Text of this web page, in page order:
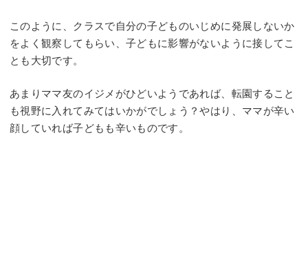
このように、クラスで自分の子どものいじめに発展しないか
をよく観察してもらい、子どもに影響がないように接してこ
とも大切です。
あまりママ友のイジメがひどいようであれば、転園すること
も視野に入れてみてはいかがでしょう？やはり、ママが辛い
顔していれば子どもも辛いものです。